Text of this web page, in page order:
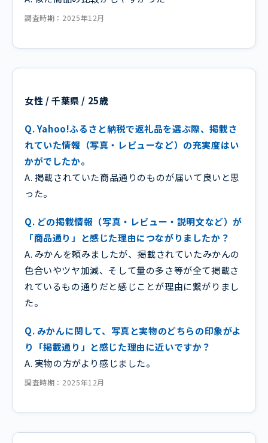
調査時期：2025年12月
女性 / 千葉県 / 25歳
Q. Yahoo!ふるさと納税で返礼品を選ぶ際、掲載さ
れていた情報（写真・レビューなど）の充実度はい
かがでしたか。
A. 掲載されていた商品通りのものが届いて良いと思
った。
Q. どの掲載情報（写真・レビュー・説明文など）が
「商品通り」と感じた理由につながりましたか？
A. みかんを頼みましたが、掲載されていたみかんの
色合いやツヤ加減、そして量の多さ等が全て掲載さ
れているもの通りだと感じことが理由に繋がりまし
た。
Q. みかんに関して、写真と実物のどちらの印象がよ
り「掲載通り」と感じた理由に近いですか？
A. 実物の方がより感じました。
調査時期：2025年12月